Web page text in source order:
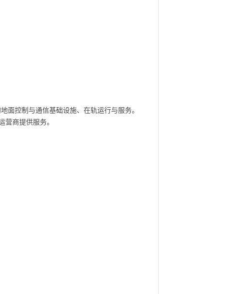
面控制与通信基础设施、在轨运行与服务。
商提供服务。